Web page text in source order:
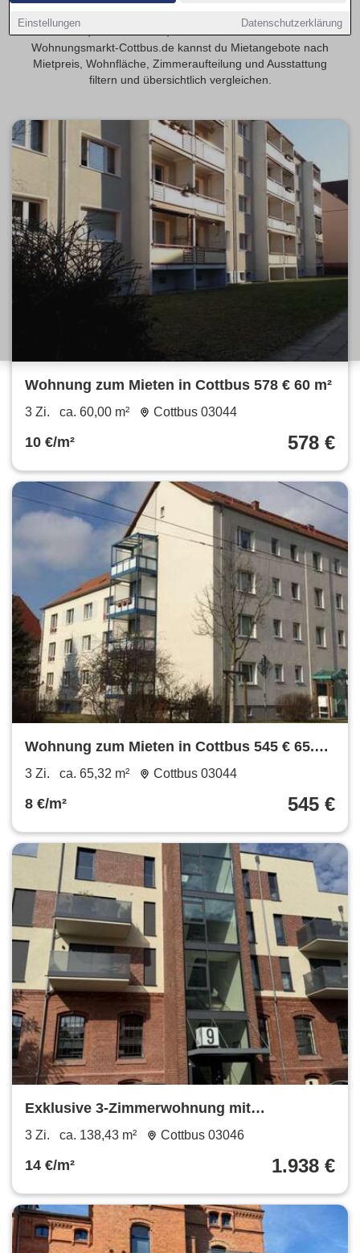
Einstellungen Datenschutzerklärung
Familien, WGs oder alle, die mehr Platz möchten. Auf
Wohnungsmarkt-Cottbus.de kannst du Mietangebote nach
Mietpreis, Wohnfläche, Zimmeraufteilung und Ausstattung
filtern und übersichtlich vergleichen.
Wohnung zum Mieten in Cottbus 578 € 60 m²
3 Zi. ca. 60,00 m² Cottbus 03044
10 €/m² 578 €
Wohnung zum Mieten in Cottbus 545 € 65.32
m²
3 Zi. ca. 65,32 m² Cottbus 03044
8 €/m² 545 €
Exklusive 3-Zimmerwohnung mit
Dachterrasse und Kamin in Theaternähe
3 Zi. ca. 138,43 m² Cottbus 03046
14 €/m² 1.938 €